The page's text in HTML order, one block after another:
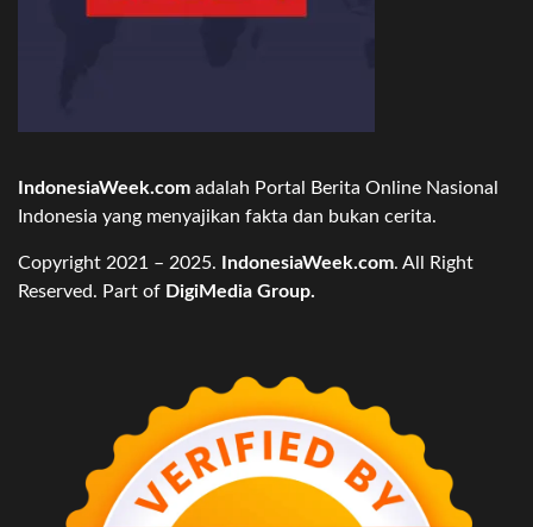
IndonesiaWeek.com adalah Portal Berita Online Nasional
Indonesia yang menyajikan fakta dan bukan cerita.
Copyright 2021 – 2025. IndonesiaWeek.com. All Right
Reserved. Part of DigiMedia Group.